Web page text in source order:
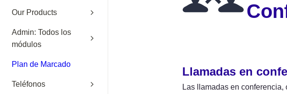
Our Products
Admin: Todos los
módulos
Plan de Marcado
Teléfonos
Llamadas en
Las llamadas en